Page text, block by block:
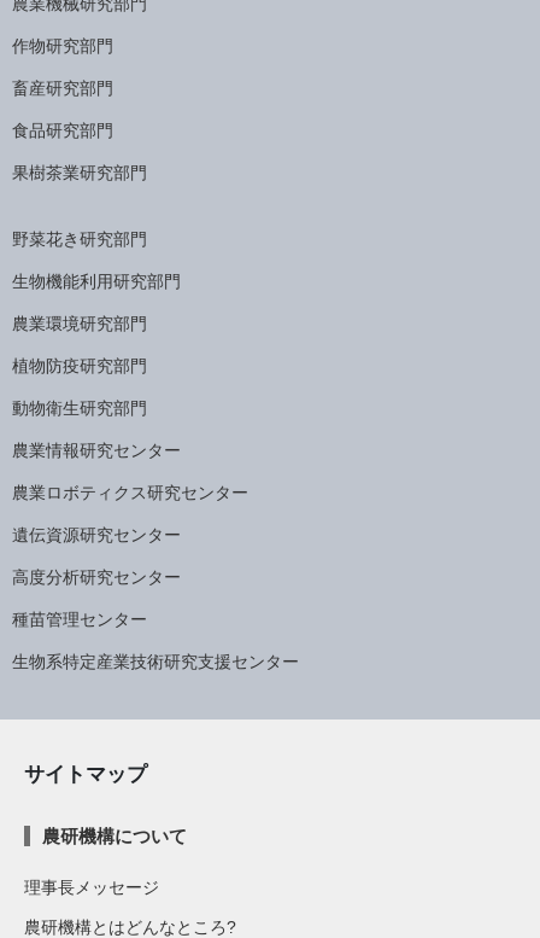
農業機械研究部門
作物研究部門
畜産研究部門
食品研究部門
果樹茶業研究部門
野菜花き研究部門
生物機能利用研究部門
農業環境研究部門
植物防疫研究部門
動物衛生研究部門
農業情報研究センター
農業ロボティクス研究センター
遺伝資源研究センター
高度分析研究センター
種苗管理センター
生物系特定産業技術研究支援センター
サイトマップ
農研機構について
理事長メッセージ
農研機構とはどんなところ?